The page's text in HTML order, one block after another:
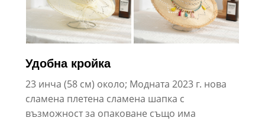
Удобна кройка
23 инча (58 см) около; Модната 2023 г. нова
сламена плетена сламена шапка с
възможност за опаковане също има